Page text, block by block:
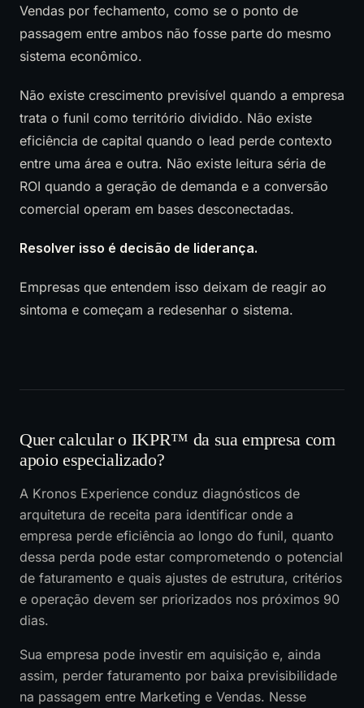
Vendas por fechamento, como se o ponto de
passagem entre ambos não fosse parte do mesmo
sistema econômico.
Não existe crescimento previsível quando a empresa
trata o funil como território dividido. Não existe
eficiência de capital quando o lead perde contexto
entre uma área e outra. Não existe leitura séria de
ROI quando a geração de demanda e a conversão
comercial operam em bases desconectadas.
Resolver isso é decisão de liderança.
Empresas que entendem isso deixam de reagir ao
sintoma e começam a redesenhar o sistema.
Quer calcular o IKPR™ da sua empresa com
apoio especializado?
A Kronos Experience conduz diagnósticos de
arquitetura de receita para identificar onde a
empresa perde eficiência ao longo do funil, quanto
dessa perda pode estar comprometendo o potencial
de faturamento e quais ajustes de estrutura, critérios
e operação devem ser priorizados nos próximos 90
dias.
Sua empresa pode investir em aquisição e, ainda
assim, perder faturamento por baixa previsibilidade
na passagem entre Marketing e Vendas. Nesse